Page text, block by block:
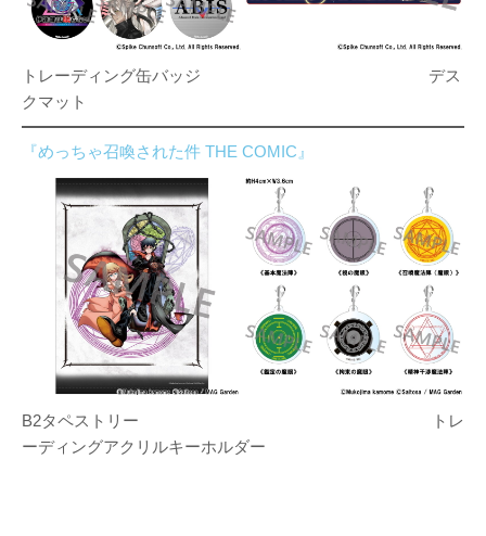
トレーディング缶バッジ デス
クマット
『めっちゃ召喚された件 THE COMIC』
B2タペストリー トレ
ーディングアクリルキーホルダー